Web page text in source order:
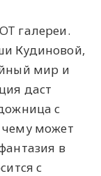
галереи.
Кудиновой,
мир и
даст
с
может
в
с